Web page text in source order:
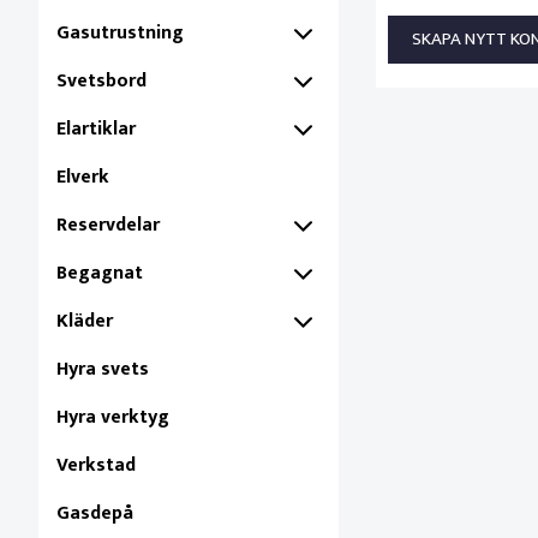
Gasutrustning
Svetsbord
Elartiklar
Elverk
Reservdelar
Begagnat
Kläder
Hyra svets
Hyra verktyg
Verkstad
Gasdepå
SKAPA NYTT